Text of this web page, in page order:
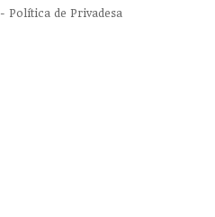
- Política de Privadesa